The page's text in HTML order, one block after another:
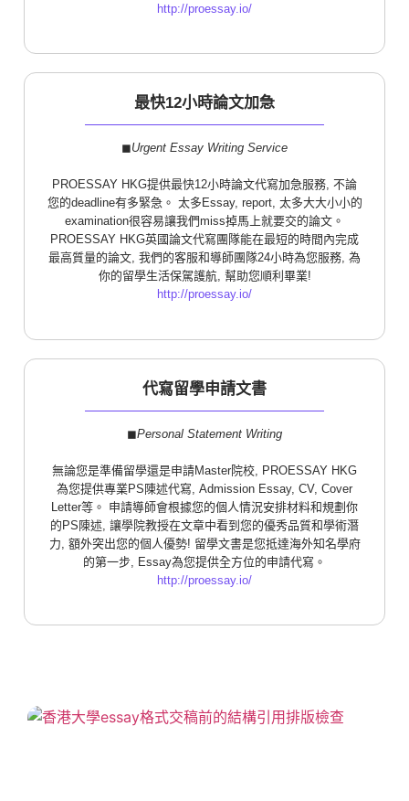
http://proessay.io/
最快12小時論文加急
◼︎Urgent Essay Writing Service
PROESSAY HKG提供最快12小時論文代寫加急服務, 不論
您的deadline有多緊急。 太多Essay, report, 太多大大小小的
examination很容易讓我們miss掉馬上就要交的論文。
PROESSAY HKG英國論文代寫團隊能在最短的時間內完成
最高質量的論文, 我們的客服和導師團隊24小時為您服務, 為
你的留學生活保駕護航, 幫助您順利畢業!
http://proessay.io/
代寫留學申請文書
◼︎Personal Statement Writing
無論您是準備留學還是申請Master院校, PROESSAY HKG
為您提供專業PS陳述代寫, Admission Essay, CV, Cover
Letter等。 申請導師會根據您的個人情況安排材料和規劃你
的PS陳述, 讓學院教授在文章中看到您的優秀品質和學術潛
力, 額外突出您的個人優勢! 留學文書是您抵達海外知名學府
的第一步, Essay為您提供全方位的申請代寫。
http://proessay.io/